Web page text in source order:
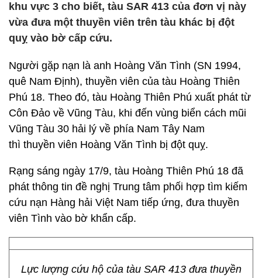
khu vực 3 cho biết, tàu SAR 413 của đơn vị này
vừa đưa một thuyền viên trên tàu khác bị đột
quỵ vào bờ cấp cứu.
Người gặp nạn là anh Hoàng Văn Tình (SN 1994,
quê Nam Định), thuyền viên của tàu Hoàng Thiên
Phú 18. Theo đó, tàu Hoàng Thiên Phú xuất phát từ
Côn Đảo về Vũng Tàu, khi đến vùng biển cách mũi
Vũng Tàu 30 hải lý về phía Nam Tây Nam
thì thuyền viên Hoàng Văn Tình bị đột quỵ.
Rạng sáng ngày 17/9, tàu Hoàng Thiên Phú 18 đã
phát thông tin đề nghị Trung tâm phối hợp tìm kiếm
cứu nạn Hàng hải Việt Nam tiếp ứng, đưa thuyền
viên Tình vào bờ khẩn cấp.
Lực lượng cứu hộ của tàu SAR 413 đưa thuyền